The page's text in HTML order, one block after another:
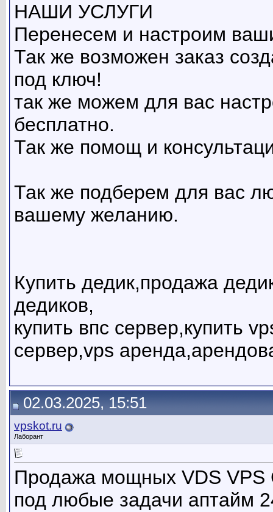
НАШИ УСЛУГИ
Перенесем и настроим
Так же возможен заказ
под ключ!
так же можем для вас
бесплатно.
Так же помощ и
Так же подберем для вас
вашему желанию.
Купить дедик,продажа
дедиков,
купить впс сервер,купить
сервер,vps
02.03.2025, 15:51
vpskot.ru
Лаборант
Продажа мощных VDS VPS
под любые задачи аптайм